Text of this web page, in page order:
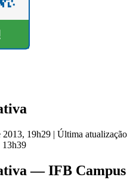
2013, 19h29 | Última atualização
13h39
— IFB Campus